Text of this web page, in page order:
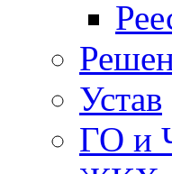
Устав
ГО и